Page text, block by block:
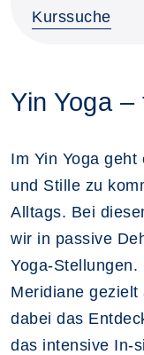
Kurssuche
Yin Yoga
Im Yin Yoga
und Stille zu
Alltags. Bei
wir in passive
Yoga-
Meridiane
dabei das
das intensive In-